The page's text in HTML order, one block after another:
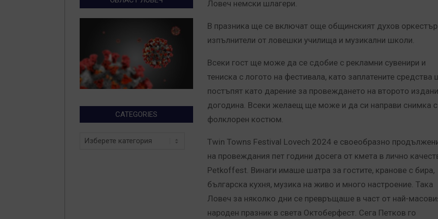
Ловеч немски шлагери.
В празника ще се включат още общинският духов
изпълнители от ловешки училища и музикални школи.
Всеки гост ще може да се сдобие с рекламни сувенири и
тениска с логото на фестивала, като заплатените средства
постъпят като дарение за провеждането на второто
догодина. Всеки желаещ ще може и да си направи снимка с
фолклорен костюм.
Twin Towns Festival Lovech 2024 е своеобразно
на провеждания пет години досега от кмета в лично
Petkoffest. Винаги имаше шатра за гостите, кранове с бира,
българска кухня, музика на живо и много настроение. Така
Ловеч за няколко дни се превръщаше в част от най-
народен празник в света Октоберфест. Сега Петков го
CATEGORIES
Categories